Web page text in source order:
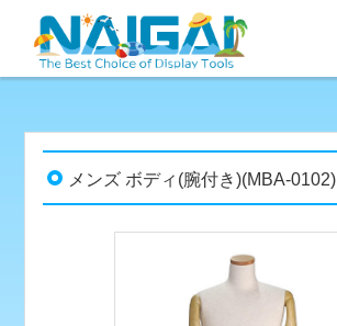
メンズ ボディ(腕付き)(MBA-0102)